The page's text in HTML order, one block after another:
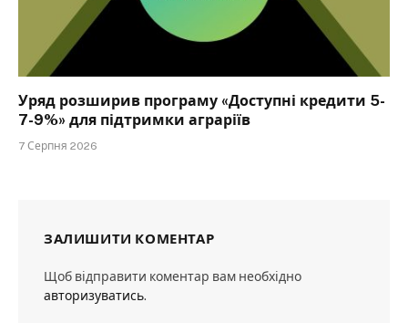
Уряд розширив програму «Доступні кредити 5-
7-9%» для підтримки аграріїв
7 Серпня 2026
ЗАЛИШИТИ КОМЕНТАР
Щоб відправити коментар вам необхідно
авторизуватись.